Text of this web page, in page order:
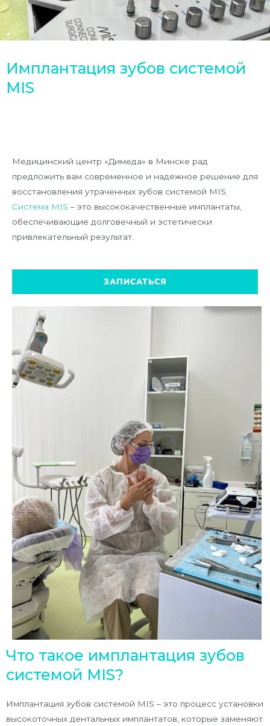
Имплантация зубов системой
MIS
Медицинский центр «Димеда» в Минске рад
предложить вам современное и надежное решение для
восстановления утраченных зубов системой MIS.
Система MIS – это высококачественные имплантаты,
обеспечивающие долговечный и эстетически
привлекательный результат.
ЗАПИСАТЬСЯ
Что такое имплантация зубов
системой MIS?
Имплантация зубов системой MIS – это процесс установки
высокоточных дентальных имплантатов, которые заменяют